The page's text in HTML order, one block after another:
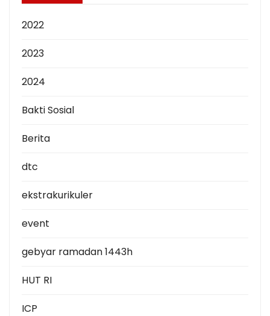
2022
2023
2024
Bakti Sosial
Berita
dtc
ekstrakurikuler
event
gebyar ramadan 1443h
HUT RI
ICP